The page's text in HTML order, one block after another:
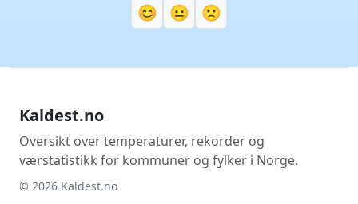
😊 😐 🙁
Kaldest.no
Oversikt over temperaturer, rekorder og
værstatistikk for kommuner og fylker i Norge.
© 2026 Kaldest.no